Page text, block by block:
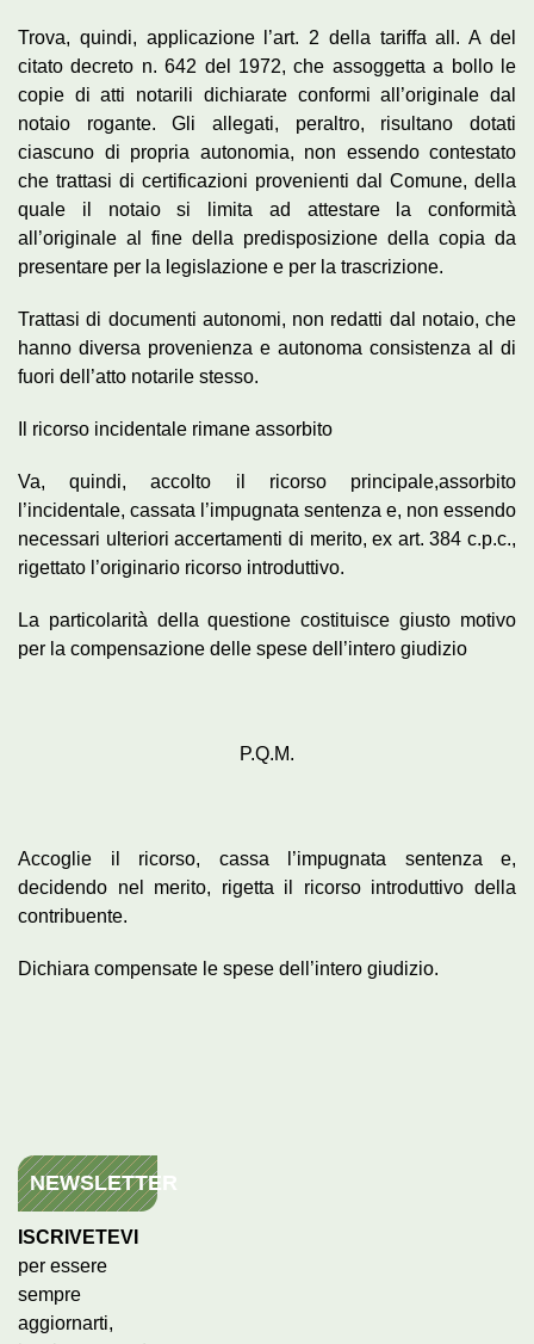
Trova, quindi, applicazione l’art. 2 della tariffa all. A del
citato decreto n. 642 del 1972, che assoggetta a bollo le
copie di atti notarili dichiarate conformi all’originale dal
notaio rogante. Gli allegati, peraltro, risultano dotati
ciascuno di propria autonomia, non essendo contestato
che trattasi di certificazioni provenienti dal Comune, della
quale il notaio si limita ad attestare la conformità
all’originale al fine della predisposizione della copia da
presentare per la legislazione e per la trascrizione.
Trattasi di documenti autonomi, non redatti dal notaio, che
hanno diversa provenienza e autonoma consistenza al di
fuori dell’atto notarile stesso.
Il ricorso incidentale rimane assorbito
Va, quindi, accolto il ricorso principale,assorbito
l’incidentale, cassata l’impugnata sentenza e, non essendo
necessari ulteriori accertamenti di merito, ex art. 384 c.p.c.,
rigettato l’originario ricorso introduttivo.
La particolarità della questione costituisce giusto motivo
per la compensazione delle spese dell’intero giudizio
P.Q.M.
Accoglie il ricorso, cassa l’impugnata sentenza e,
decidendo nel merito, rigetta il ricorso introduttivo della
contribuente.
Dichiara compensate le spese dell’intero giudizio.
NEWSLETTER
ISCRIVETEVI
per essere
sempre
aggiornarti,